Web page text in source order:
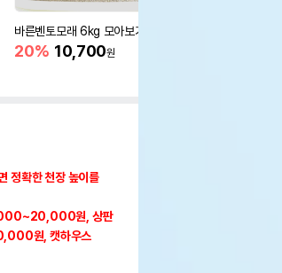
바른벤토모래 6kg 모아보기
20% 10,700원
정확한 천장 높이를
원, 상판
원, 캣하우스